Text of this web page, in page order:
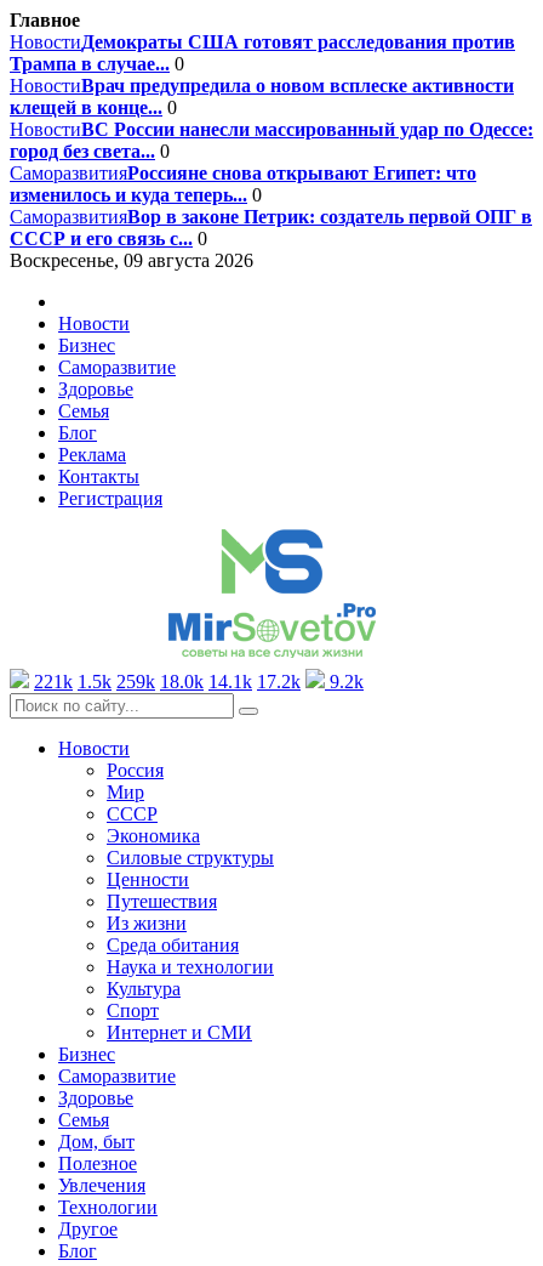
Главное
НовостиДемократы США готовят расследования против
Трампа в случае... 0
НовостиВрач предупредила о новом всплеске активности
клещей в конце... 0
НовостиВС России нанесли массированный удар по Одессе:
город без света... 0
СаморазвитияРоссияне снова открывают Египет: что
изменилось и куда теперь... 0
СаморазвитияВор в законе Петрик: создатель первой ОПГ в
СССР и его связь с... 0
Воскресенье, 09 августа 2026
Новости
Бизнес
Саморазвитие
Здоровье
Семья
Блог
Реклама
Контакты
Регистрация
221k 1.5k 259k 18.0k 14.1k 17.2k 9.2k
Новости
Россия
Мир
СССР
Экономика
Силовые структуры
Ценности
Путешествия
Из жизни
Среда обитания
Наука и технологии
Культура
Спорт
Интернет и СМИ
Бизнес
Саморазвитие
Здоровье
Семья
Дом, быт
Полезное
Увлечения
Технологии
Другое
Блог